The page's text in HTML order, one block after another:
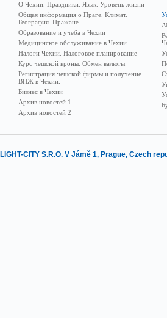
О Чехии. Праздники. Язык. Уровень жизни
Общая информация о Праге. Климат.
География. Пражане
Образование и учеба в Чехии
Медицинское обслуживание в Чехии
Налоги Чехии. Налоговое планирование
Курс чешской кроны. Обмен валюты
Регистрация чешской фирмы и получение
ВНЖ в Чехии.
Бизнес в Чехии
Архив новостей 1
Архив новостей 2
LIGHT-CITY S.R.O. V Jámě 1, Prague, Czech